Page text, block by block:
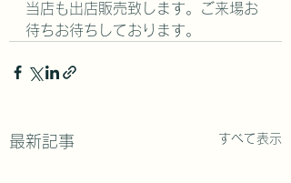
当店も出店販売致します。ご来場お
待ちお待ちしております。
最新記事 すべて表示